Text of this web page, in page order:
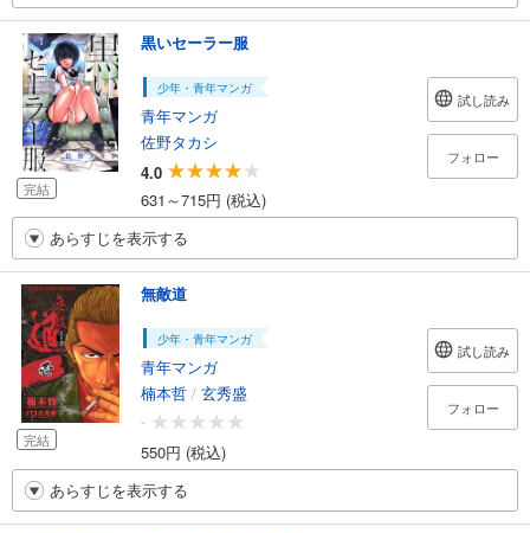
完結
黒いセーラー服
少年・青年マンガ
青年マンガ
佐野タカシ
4.0
631～715円 (税込)
試し読み
フォロー
あらすじを表示する
完結
無敵道
少年・青年マンガ
青年マンガ
楠本哲 / 玄秀盛
-
550円 (税込)
試し読み
フォロー
あらすじを表示する